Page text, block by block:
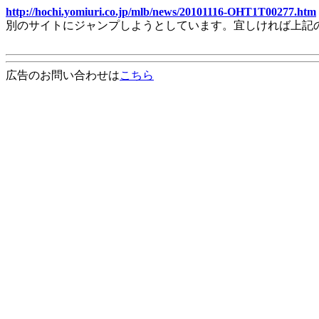
http://hochi.yomiuri.co.jp/mlb/news/20101116-OHT1T00277.htm
別のサイトにジャンプしようとしています。宜しければ上
広告のお問い合わせはこちら